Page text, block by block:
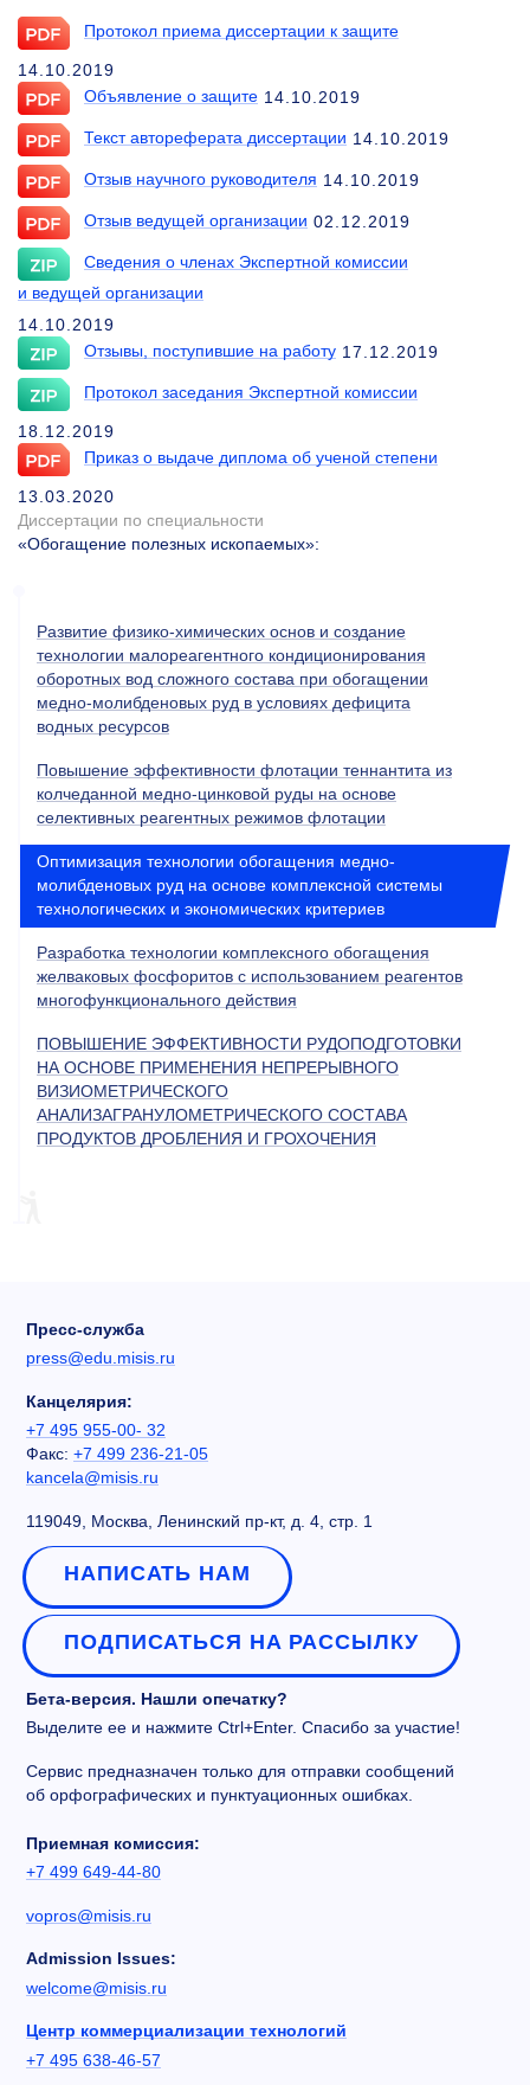
Протокол приема диссертации к защите
14.10.2019
Объявление о защите 14.10.2019
Текст автореферата диссертации 14.10.2019
Отзыв научного руководителя 14.10.2019
Отзыв ведущей организации 02.12.2019
Сведения о членах Экспертной комиссии
и ведущей организации
14.10.2019
Отзывы, поступившие на работу 17.12.2019
Протокол заседания Экспертной комиссии
18.12.2019
Приказ о выдаче диплома об ученой степени
13.03.2020
Диссертации по специальности
«Обогащение полезных ископаемых»:
Развитие физико-химических основ и создание
технологии малореагентного кондиционирования
оборотных вод сложного состава при обогащении
медно-молибденовых руд в условиях дефицита
водных ресурсов
Повышение эффективности флотации теннантита из
колчеданной медно-цинковой руды на основе
селективных реагентных режимов флотации
Оптимизация технологии обогащения медно-
молибденовых руд на основе комплексной системы
технологических и экономических критериев
Разработка технологии комплексного обогащения
желваковых фосфоритов с использованием реагентов
многофункционального действия
ПОВЫШЕНИЕ ЭФФЕКТИВНОСТИ РУДОПОДГОТОВКИ
НА ОСНОВЕ ПРИМЕНЕНИЯ НЕПРЕРЫВНОГО
ВИЗИОМЕТРИЧЕСКОГО
АНАЛИЗАГРАНУЛОМЕТРИЧЕСКОГО СОСТАВА
ПРОДУКТОВ ДРОБЛЕНИЯ И ГРОХОЧЕНИЯ
Пресс-служба
press@edu.misis.ru
Канцелярия:
+7 495 955-00- 32
Факс: +7 499 236-21-05
kancela@misis.ru
119049, Москва, Ленинский пр-кт, д. 4, стр. 1
НАПИСАТЬ НАМ
ПОДПИСАТЬСЯ НА РАССЫЛКУ
Бета-версия. Нашли опечатку?
Выделите ее и нажмите Ctrl+Enter. Спасибо за участие!
Сервис предназначен только для отправки сообщений
об орфографических и пунктуационных ошибках.
Приемная комиссия:
+7 499 649-44-80
vopros@misis.ru
Admission Issues:
welcome@misis.ru
Центр коммерциализации технологий
+7 495 638-46-57